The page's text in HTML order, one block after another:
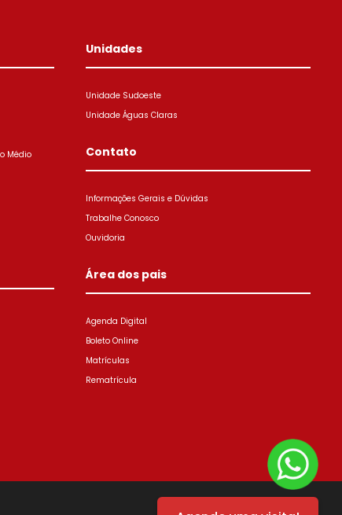
Médio
Unidades
Unidade Sudoeste
Unidade Águas Claras
Contato
Informações Gerais e Dúvidas
Trabalhe Conosco
Ouvidoria
Área dos pais
Agenda Digital
Boleto Online
Matrículas
Rematrícula